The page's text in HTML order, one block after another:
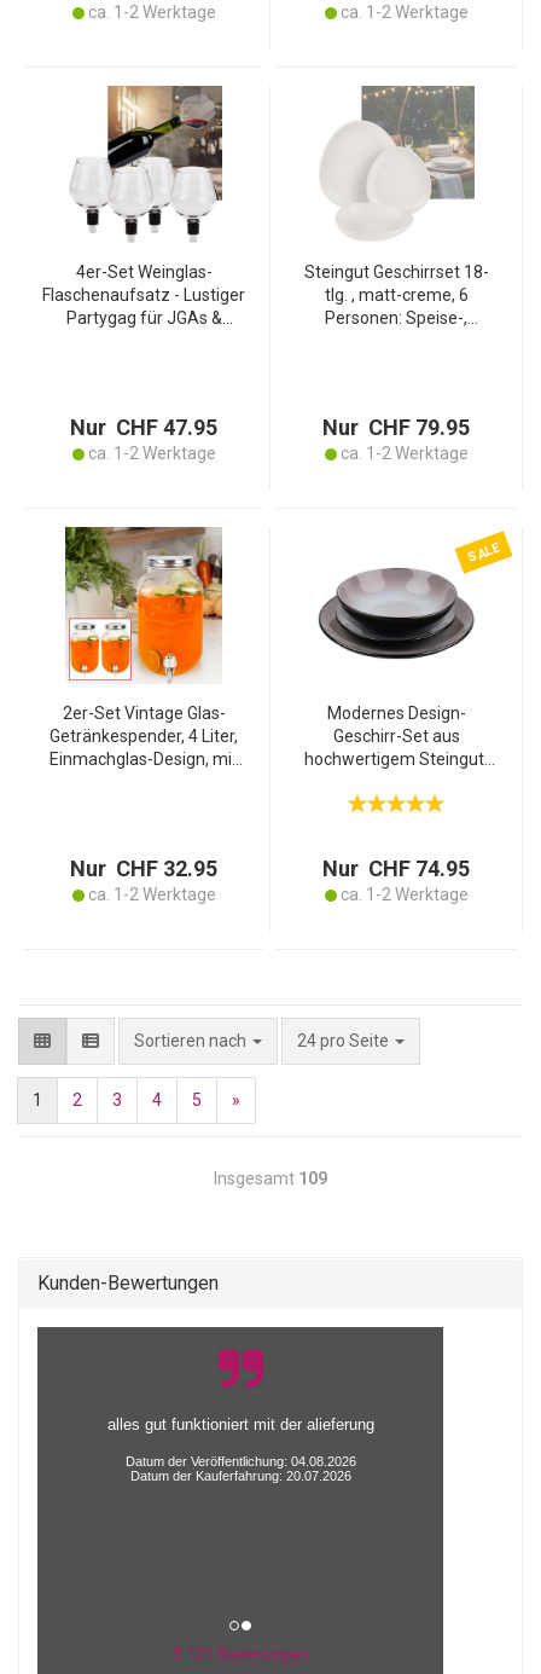
ca. 1-2 Werktage ca. 1-2 Werktage
4er-Set Weinglas-
Flaschenaufsatz - Lustiger
Partygag für JGAs &
8x13cm
Nur CHF 47.95
ca. 1-2 Werktage
Steingut Geschirrset 18-
tlg. , matt-creme, 6
Personen: Speise-,
Nur CHF 79.95
ca. 1-2 Werktage
2er-Set Vintage Glas-
Getränkespender, 4 Liter,
Einmachglas-Design, mit
Nur CHF 32.95
ca. 1-2 Werktage
SALE
Modernes Design-
Geschirr-Set aus
hochwertigem Steingut,
Taupe/Schwarz, robust,
Nur CHF 74.95
ca. 1-2 Werktage
Sortieren nach 24 pro Seite
1 2 3 4 5 »
Insgesamt 109
Kunden-Bewertungen
alles gut funktioniert mit der alieferung
Datum der Veröffentlichung: 04.08.2026
Datum der Kauferfahrung: 20.07.2026
5.101 Bewertungen